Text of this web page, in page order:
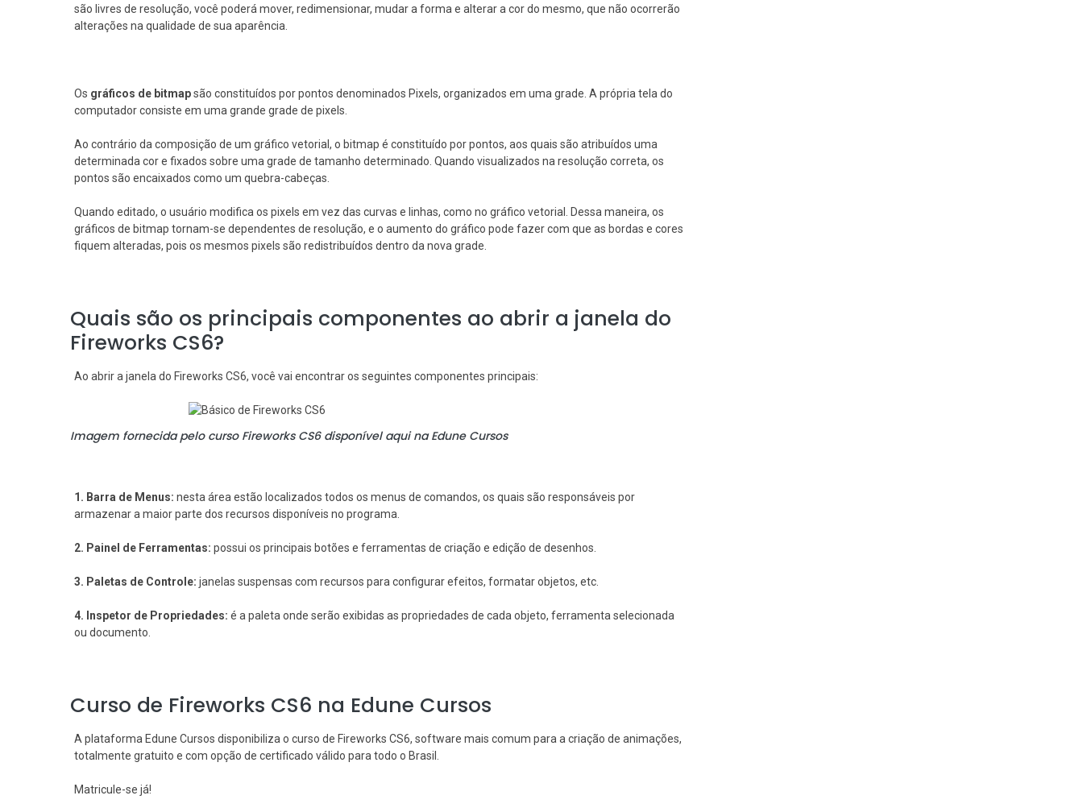
são livres de resolução, você poderá mover, redimensionar, mudar a forma e alterar a cor do mesmo, que não ocorrerão
alterações na qualidade de sua aparência.
Os gráficos de bitmapsão constituídos por pontos denominados Pixels, organizados em uma grade. A própria tela do
computador consiste em uma grande grade de pixels.
Ao contrário da composição de um gráfico vetorial, o bitmap é constituído por pontos, aos quais são atribuídos uma
determinada cor e fixados sobre uma grade de tamanho determinado. Quando visualizados na resolução correta, os
pontos são encaixados como um quebra-cabeças.
Quando editado, o usuário modifica os pixels em vez das curvas e linhas, como no gráfico vetorial. Dessa maneira, os
gráficos de bitmap tornam-se dependentes de resolução, e o aumento do gráfico pode fazer com que as bordas e cores
fiquem alteradas, pois os mesmos pixels são redistribuídos dentro da nova grade.
Quais são os principais componentes ao abrir a janela do
Fireworks CS6?
Ao abrir a janela do Fireworks CS6, você vai encontrar os seguintes componentes principais:
Imagem fornecida pelo curso Fireworks CS6 disponível aqui na Edune Cursos
1. Barra de Menus: nesta área estão localizados todos os menus de comandos, os quais são responsáveis por
armazenar a maior parte dos recursos disponíveis no programa.
2. Painel de Ferramentas: possui os principais botões e ferramentas de criação e edição de desenhos.
3. Paletas de Controle: janelas suspensas com recursos para configurar efeitos, formatar objetos, etc.
4. Inspetor de Propriedades: é a paleta onde serão exibidas as propriedades de cada objeto, ferramenta selecionada
ou documento.
Curso de Fireworks CS6 na Edune Cursos
A plataforma Edune Cursos disponibiliza o curso de Fireworks CS6, software mais comum para a criação de animações,
totalmente gratuito e com opção de certificado válido para todo o Brasil.
Matricule-se já!